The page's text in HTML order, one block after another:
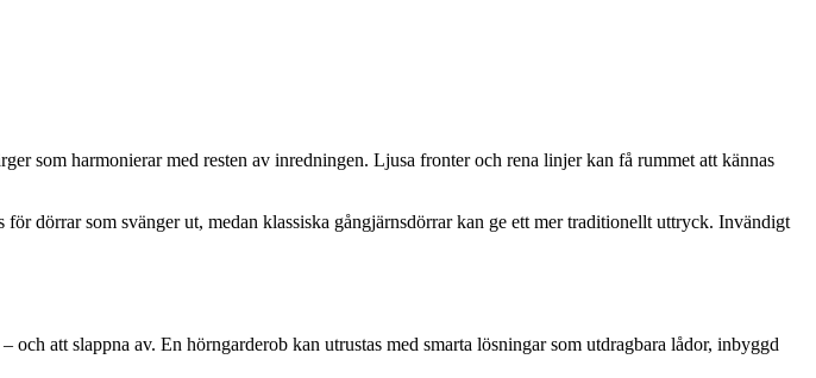
som harmonierar med resten av inredningen. Ljusa fronter och rena linjer kan få rummet att kännas
dörrar som svänger ut, medan klassiska gångjärnsdörrar kan ge ett mer traditionellt uttryck. Invändigt
att slappna av. En hörngarderob kan utrustas med smarta lösningar som utdragbara lådor, inbyggd